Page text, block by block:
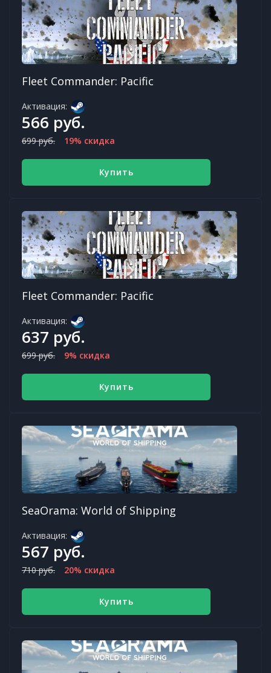
Fleet Commander: Pacific
Активация:
566 руб.
699 руб. 19% скидка
Купить
Fleet Commander: Pacific
Активация:
637 руб.
699 руб. 9% скидка
Купить
SeaOrama: World of Shipping
Активация:
567 руб.
710 руб. 20% скидка
Купить